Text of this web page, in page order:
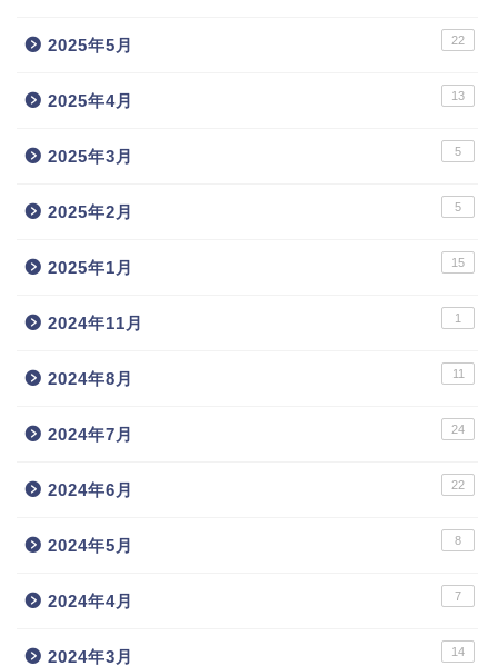
2025年5月 22
2025年4月 13
2025年3月 5
2025年2月 5
2025年1月 15
2024年11月 1
2024年8月 11
2024年7月 24
2024年6月 22
2024年5月 8
2024年4月 7
2024年3月 14